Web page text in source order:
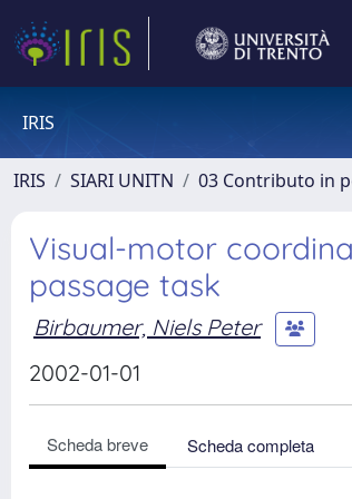
IRIS
IRIS SIARI UNITN 03 Contributo in
Visual-motor
passage task
Birbaumer, Niels Peter
2002-01-01
Scheda breve Scheda completa